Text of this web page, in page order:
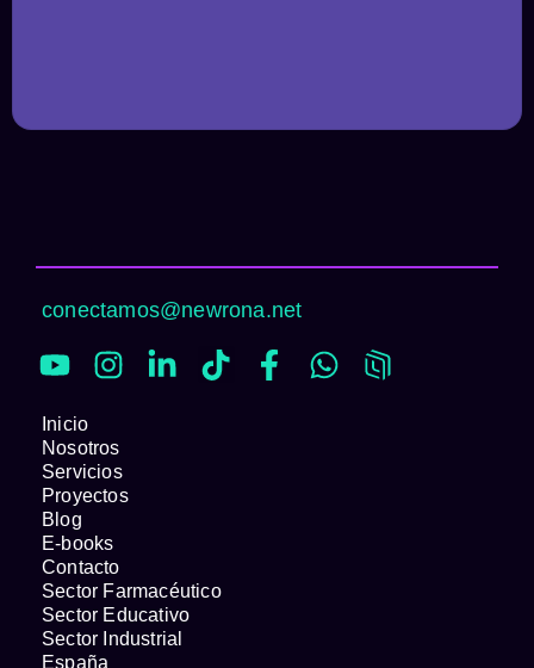
conectamos@newrona.net
Inicio
Nosotros
Servicios
Proyectos
Blog
E-books
Contacto
Sector Farmacéutico
Sector Educativo
Sector Industrial
España